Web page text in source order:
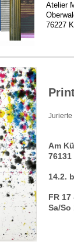
Atelier
76227
Jurierte
Am
14.2.
FR 17
Sa/So